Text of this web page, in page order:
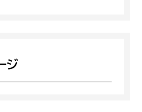
ジ